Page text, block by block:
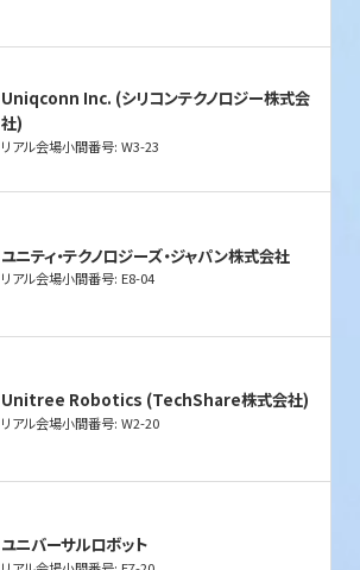
Uniqconn Inc. (シリコンテクノロジー株式会
社)
リアル会場小間番号: W3-23
ユニティ・テクノロジーズ・ジャパン株式会社
リアル会場小間番号: E8-04
Unitree Robotics (TechShare株式会社)
リアル会場小間番号: W2-20
ユニバーサルロボット